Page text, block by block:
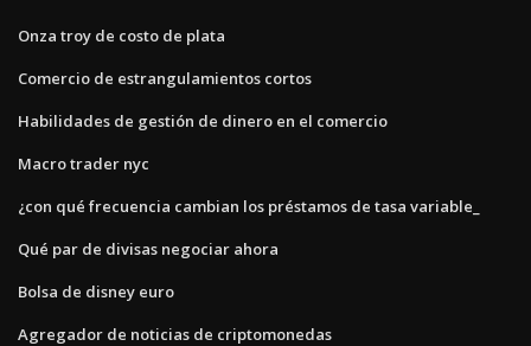
Onza troy de costo de plata
Comercio de estrangulamientos cortos
Habilidades de gestión de dinero en el comercio
Macro trader nyc
¿con qué frecuencia cambian los préstamos de tasa variable_
Qué par de divisas negociar ahora
Bolsa de disney euro
Agregador de noticias de criptomonedas